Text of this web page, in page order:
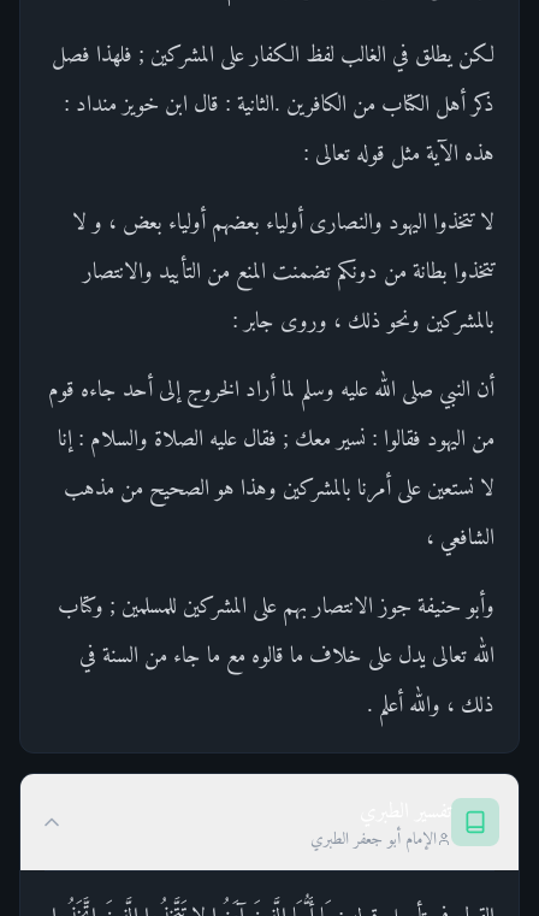
لكن يطلق في الغالب لفظ الكفار على المشركين ; فلهذا فصل
ذكر أهل الكتاب من الكافرين .الثانية : قال ابن خويز منداد :
هذه الآية مثل قوله تعالى :
لا تتخذوا اليهود والنصارى أولياء بعضهم أولياء بعض ، و لا
تتخذوا بطانة من دونكم تضمنت المنع من التأييد والانتصار
بالمشركين ونحو ذلك ، وروى جابر :
أن النبي صلى الله عليه وسلم لما أراد الخروج إلى أحد جاءه قوم
من اليهود فقالوا : نسير معك ; فقال عليه الصلاة والسلام : إنا
لا نستعين على أمرنا بالمشركين وهذا هو الصحيح من مذهب
الشافعي ،
وأبو حنيفة جوز الانتصار بهم على المشركين للمسلمين ; وكتاب
الله تعالى يدل على خلاف ما قالوه مع ما جاء من السنة في
ذلك ، والله أعلم .
الإمام أبو جعفر الطبري